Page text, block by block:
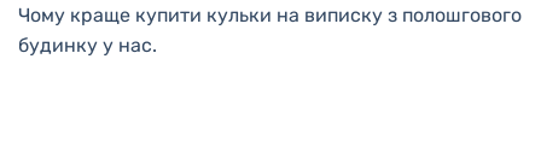
Чому краще купити кульки на виписку з полошгового
будинку у нас.